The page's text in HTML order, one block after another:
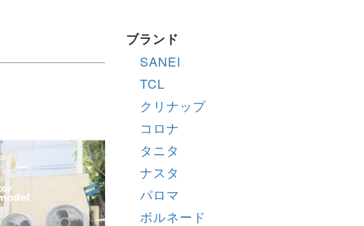
ブランド
SANEI
TCL
クリナップ
コロナ
タニタ
ナスタ
パロマ
ボルネード